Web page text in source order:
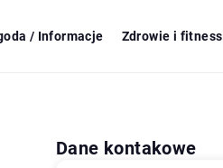
/ Informacje Zdrowie i fitness
Dane kontakowe